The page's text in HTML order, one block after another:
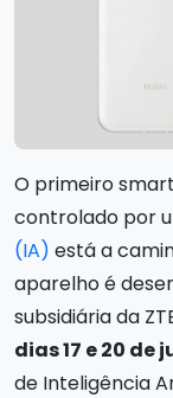
O primeiro
controlado por
(IA) está a
aparelho é
subsidiária da
dias 17 e 20 de
de Inteligência